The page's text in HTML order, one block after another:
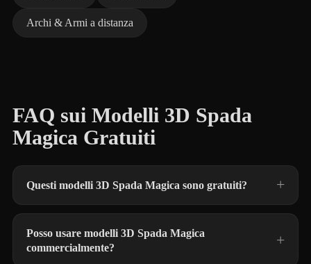
Archi & Armi a distanza
FAQ sui Modelli 3D Spada
Magica Gratuiti
Questi modelli 3D Spada Magica sono gratuiti?
Posso usare modelli 3D Spada Magica
commercialmente?